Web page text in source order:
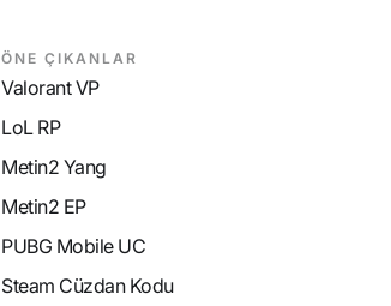
ÖNE ÇIKANLAR
Valorant VP
LoL RP
Metin2 Yang
Metin2 EP
PUBG Mobile UC
Steam Cüzdan Kodu